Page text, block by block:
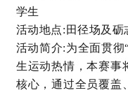
学生
活动地点:田径场及砺
活动简介:为全面贯彻
生运动热情，本赛事
核心，通过全员覆盖